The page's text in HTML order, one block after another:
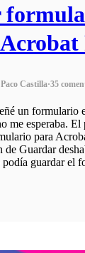
Castilla·35
un formulario
me esperaba. El
para
de Guardar
podía guardar el